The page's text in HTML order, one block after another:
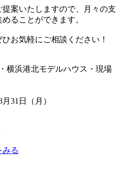
案いたしますので、月々の支
ることができます。
お気軽にご相談ください！
横浜港北モデルハウス・現場
31日（月）
みる